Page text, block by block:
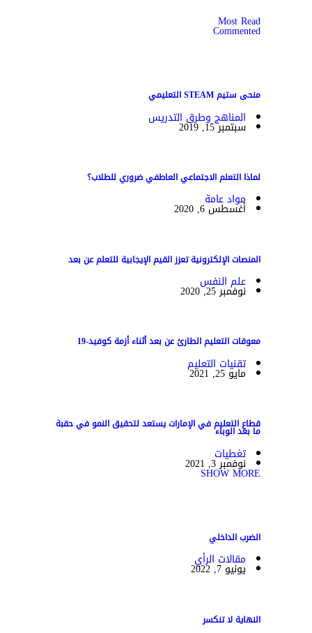
Most Read
Commented
منحى ستيم STEAM التعليمي
المناهج وطرق التدريس
سبتمبر 15, 2019
لماذا التعلم الاجتماعي العاطفي ضروري للطلاب؟
مواد عامة
أغسطس 6, 2020
المنصات الإلكترونية تعزز القيم الإيجابية للتعلم عن بعد
علم النفس
نوفمبر 25, 2020
معوقات التعليم الطارئ عن بعد أثناء أزمة كوفيد-19
تقنيات التعليم
مايو 25, 2021
قطاع التعليم في الإمارات يستعد لتحقيق النمو في حقبة
ما بعد الوباء
تغطيات
نوفمبر 3, 2021
SHOW MORE
الضرب الداخلي
مقالات الرأي
يونيو 7, 2022
النهاية لا تنكسر